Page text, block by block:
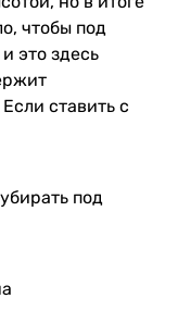
чтобы под
это здесь
ставить с
под